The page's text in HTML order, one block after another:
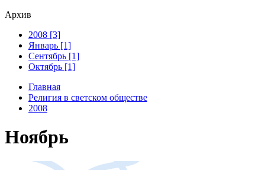
Архив
2008 [3]
Январь [1]
Сентябрь [1]
Октябрь [1]
Главная
Религия в светском обществе
2008
Ноябрь